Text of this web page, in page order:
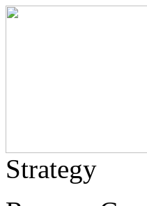
Strategy